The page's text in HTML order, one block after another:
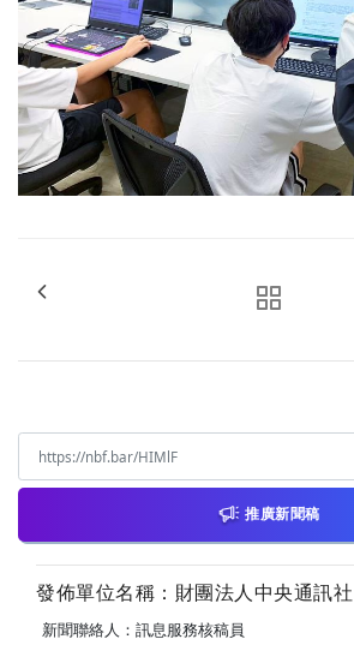
推廣新聞稿
發佈單位名稱：財團法人中央通訊社
新聞聯絡人：訊息服務核稿員